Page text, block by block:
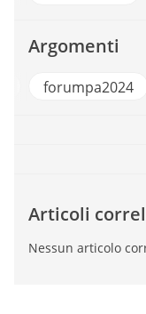
Argomenti
forumpa2024
Articoli
Nessun articolo